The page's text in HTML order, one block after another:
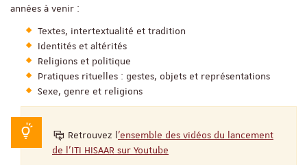
années à venir :
Textes, intertextualité et tradition
Identités et altérités
Religions et politique
Pratiques rituelles : gestes, objets et représentations
Sexe, genre et religions
Retrouvez l'ensemble des vidéos du lancement
de l'ITI HISAAR sur Youtube